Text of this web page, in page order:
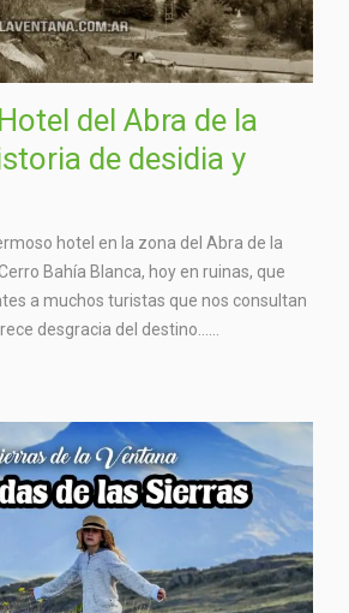
del Abra de la
de desidia y
hotel en la zona del Abra de la
Bahía Blanca, hoy en ruinas, que
a muchos turistas que nos consultan
desgracia del destino…...